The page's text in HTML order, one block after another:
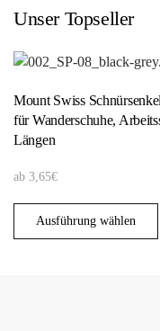
Unser Topseller
Mount Swiss
für Wanderschuhe,
Längen
ab 3,65€
Ausführung wählen